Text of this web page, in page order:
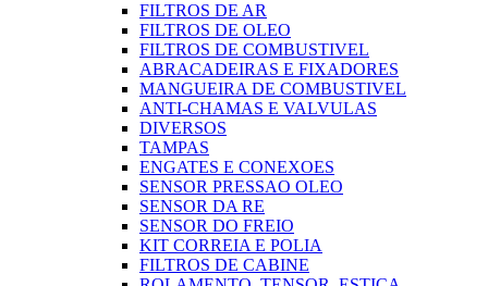
FILTROS DE AR
FILTROS DE OLEO
FILTROS DE COMBUSTIVEL
ABRACADEIRAS E FIXADORES
MANGUEIRA DE COMBUSTIVEL
ANTI-CHAMAS E VALVULAS
DIVERSOS
TAMPAS
ENGATES E CONEXOES
SENSOR PRESSAO OLEO
SENSOR DA RE
SENSOR DO FREIO
KIT CORREIA E POLIA
FILTROS DE CABINE